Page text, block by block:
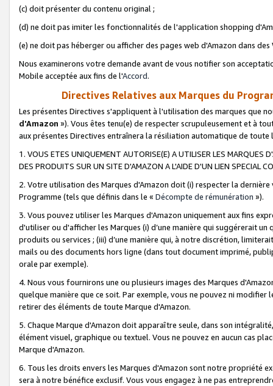
(c) doit présenter du contenu original ;
(d) ne doit pas imiter les fonctionnalités de l'application shopping
(e) ne doit pas héberger ou afficher des pages web d'Amazon dans
Nous examinerons votre demande avant de vous notifier son
Mobile acceptée aux fins de l'Accord.
Directives Relatives aux Marques du
Les présentes Directives s'appliquent à l'utilisation des marques que
d'Amazon »). Vous êtes tenu(e) de respecter scrupuleusement et à
aux présentes Directives entraînera la résiliation automatique de
1. VOUS ETES UNIQUEMENT AUTORISE(E) A UTILISER LES MARQUES
DES PRODUITS SUR UN SITE D'AMAZON A L'AIDE D'UN LIEN SPECIAL
2. Votre utilisation des Marques d'Amazon doit (i) respecter la
Programme (tels que définis dans le « Décompte de rémunération »).
3. Vous pouvez utiliser les Marques d'Amazon uniquement aux fins
d'utiliser ou d'afficher les Marques (i) d’une manière qui suggérerait
produits ou services ; (iii) d’une manière qui, à notre discrétion,
mails ou des documents hors ligne (dans tout document imprimé,
orale par exemple).
4. Nous vous fournirons une ou plusieurs images des Marques
quelque manière que ce soit. Par exemple, vous ne pouvez ni
retirer des éléments de toute Marque d'Amazon.
5. Chaque Marque d'Amazon doit apparaître seule, dans son
élément visuel, graphique ou textuel. Vous ne pouvez en aucun cas
Marque d'Amazon.
6. Tous les droits envers les Marques d'Amazon sont notre propriété
sera à notre bénéfice exclusif. Vous vous engagez à ne pas